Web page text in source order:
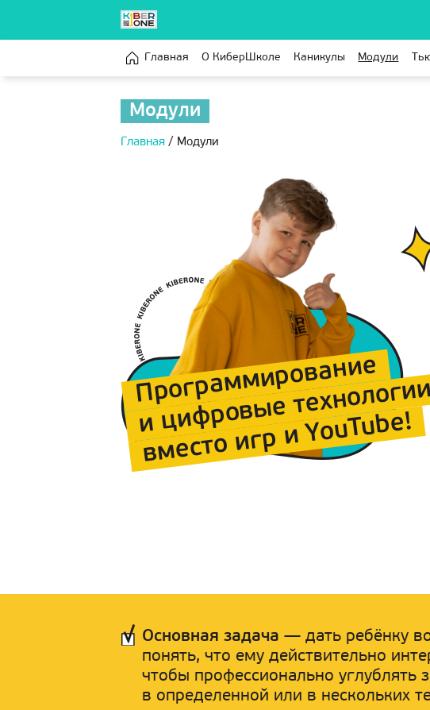
Главная О КиберШколе Каникулы Модули
Модули
Главная / Модули
Программирование
и цифровые
вместо игр и YouTube!
Основная задача — дать ребёнку
понять, что ему действительно
чтобы профессионально углублять
в определенной или в нескольких